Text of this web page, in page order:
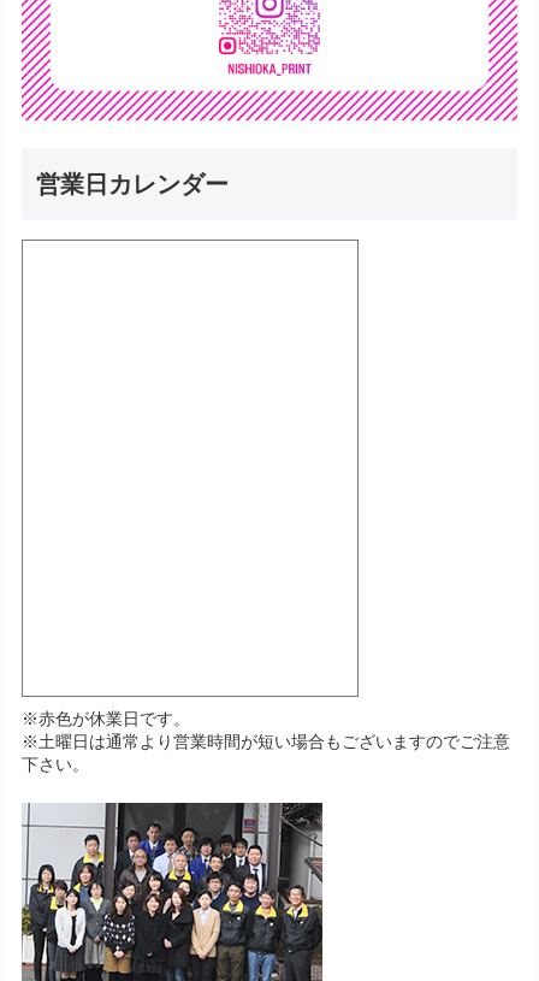
営業日カレンダー
※赤色が休業日です。
※土曜日は通常より営業時間が短い場合もございますのでご注意
下さい。